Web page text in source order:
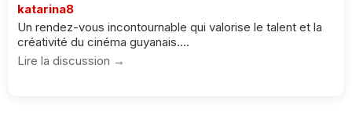
katarina8
Un rendez-vous incontournable qui valorise le talent et la
créativité du cinéma guyanais....
Lire la discussion →